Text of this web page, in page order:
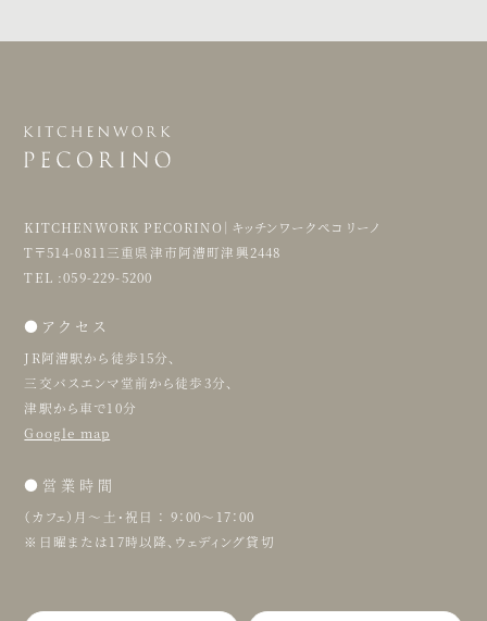
KITCHENWORK PECORINO｜キッチンワークペコリーノ
T〒514-0811三重県津市阿漕町津興2448
TEL :059-229-5200
●アクセス
JR阿漕駅から徒歩15分、
三交バスエンマ堂前から徒歩3分、
津駅から車で10分
Google map
●営業時間
（カフェ）月〜土・祝日 ： 9：00〜17：00
※日曜または17時以降、ウェディング貸切